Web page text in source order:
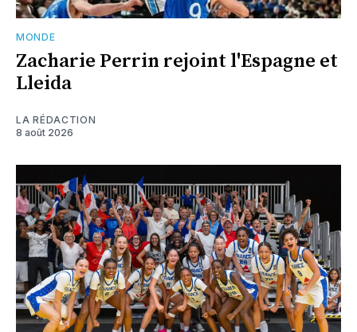
MONDE
Zacharie Perrin rejoint l'Espagne et
Lleida
LA RÉDACTION
8 août 2026